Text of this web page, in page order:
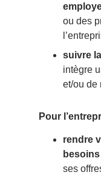
ou des
suivre
intègre
et/ou de
Pour
rendre
ses